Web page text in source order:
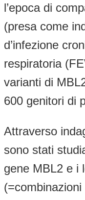
l’epoca di
(presa come
d’infezione
respiratoria
varianti di
600 genitori di
Attraverso
sono stati
gene MBL2 e i